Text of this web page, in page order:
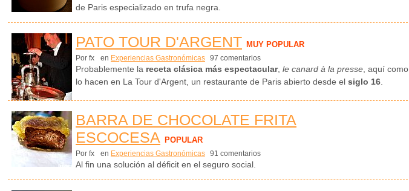
de Paris especializado en trufa negra.
PATO TOUR D'ARGENT MUY POPULAR
Por fx en Experiencias Gastronómicas 97 comentarios
Probablemente la receta clásica más espectacular, le canard à la presse , aquí como
lo hacen en La Tour d'Argent, un restaurante de Paris abierto desde el siglo 16
BARRA DE CHOCOLATE FRITA
ESCOCESA
POPULAR
Por fx en Experiencias Gastronómicas 91 comentarios
Al fin una solución al déficit en el seguro social.